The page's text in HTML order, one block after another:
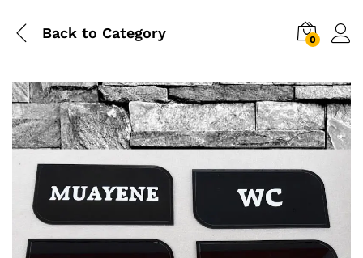
Back to Category 0